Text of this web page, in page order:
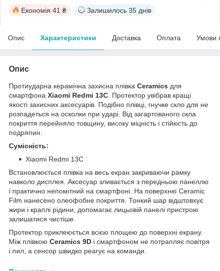
Економія 41 ₴ Залишилось 35 днів
Опис Характеристики Доставка Оплата Умови
Опис
Протиударна керамічна захисна плівка Ceramics для
смартфона Xiaomi Redmi 13C . Протектор увібрав кращі
якості захисних аксесуарів. Подібно плівці, гнучке скло для не
розпадеться на осколки при ударі. Від загартованого скла
покриття перейняло товщину, високу міцність і стійкість до
подряпин.
Сумісність:
Xiaomi Redmi 13C
Встановлюється плівка на весь екран закриваючи рамку
навколо дисплея. Аксесуар зливається з передньою панеллю
і практично непомітний на смартфоні. На поверхню Ceramic
Film нанесено олеофобне покриття. Тонкий шар відштовхує
жири і краплі рідини, допомагає лицьовій панелі пристрою
залишатися чистіше.
Протектор приклеюється всією площею до поверхні екрану.
Між плівкою Ceramics 9D і смартфоном не потрапляє повітря
і пил, а сенсор швидко реагує на команди.